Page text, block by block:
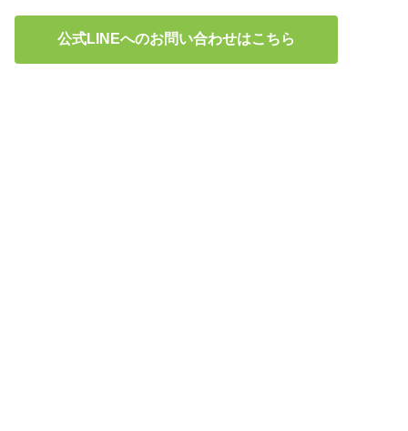
公式LINEへのお問い合わせはこちら